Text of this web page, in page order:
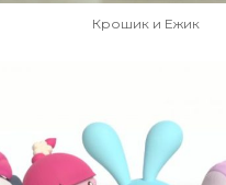
Крошик и Ежик